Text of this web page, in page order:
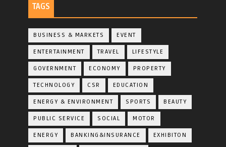
TAGS
BUSINESS & MARKETS EVENT
ENTERTAINMENT TRAVEL LIFESTYLE
GOVERNMENT ECONOMY PROPERTY
TECHNOLOGY CSR EDUCATION
ENERGY & ENVIRONMENT SPORTS BEAUTY
PUBLIC SERVICE SOCIAL MOTOR
ENERGY BANKING&INSURANCE EXHIBITON